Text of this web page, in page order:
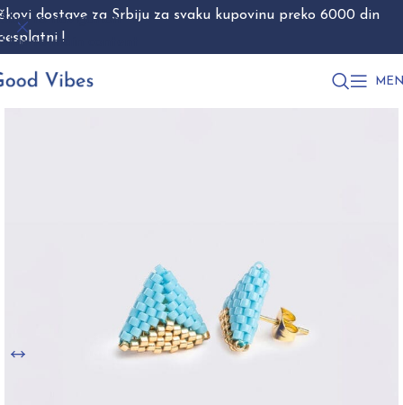
Skip to navigation
Skip to main content
dostave za Srbiju za svaku kupovinu preko 6000 din
!